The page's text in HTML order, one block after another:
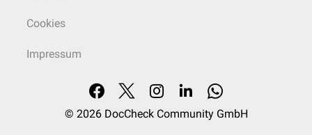
Cookies
Impressum
© 2026 DocCheck Community GmbH